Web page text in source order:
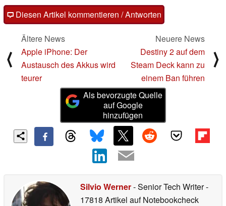
Diesen Artikel kommentieren / Antworten
⟨
Ältere News
Apple iPhone: Der
Austausch des Akkus wird
teurer
Neuere News
Destiny 2 auf dem
Steam Deck kann zu
einem Ban führen
⟩
Als bevorzugte Quelle
auf Google
hinzufügen
Silvio Werner- Senior Tech Writer-
17818 Artikel auf Notebookcheck